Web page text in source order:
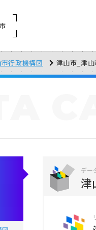
行政機構図 津山市_津
デー
津